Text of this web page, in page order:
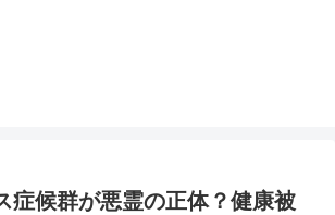
症候群が悪霊の正体？健康被